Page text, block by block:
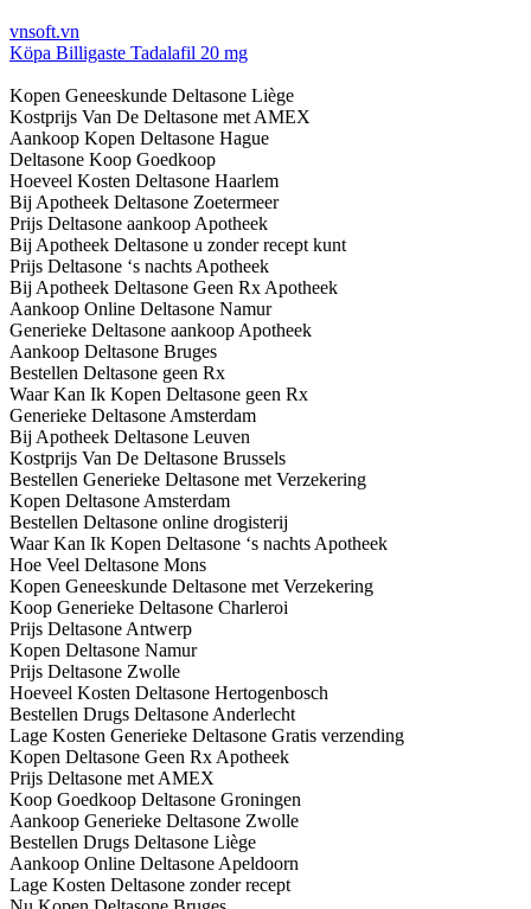
vnsoft.vn
Köpa Billigaste Tadalafil 20 mg
Kopen Geneeskunde Deltasone Liège
Kostprijs Van De Deltasone met AMEX
Aankoop Kopen Deltasone Hague
Deltasone Koop Goedkoop
Hoeveel Kosten Deltasone Haarlem
Bij Apotheek Deltasone Zoetermeer
Prijs Deltasone aankoop Apotheek
Bij Apotheek Deltasone u zonder recept kunt
Prijs Deltasone ‘s nachts Apotheek
Bij Apotheek Deltasone Geen Rx Apotheek
Aankoop Online Deltasone Namur
Generieke Deltasone aankoop Apotheek
Aankoop Deltasone Bruges
Bestellen Deltasone geen Rx
Waar Kan Ik Kopen Deltasone geen Rx
Generieke Deltasone Amsterdam
Bij Apotheek Deltasone Leuven
Kostprijs Van De Deltasone Brussels
Bestellen Generieke Deltasone met Verzekering
Kopen Deltasone Amsterdam
Bestellen Deltasone online drogisterij
Waar Kan Ik Kopen Deltasone ‘s nachts Apotheek
Hoe Veel Deltasone Mons
Kopen Geneeskunde Deltasone met Verzekering
Koop Generieke Deltasone Charleroi
Prijs Deltasone Antwerp
Kopen Deltasone Namur
Prijs Deltasone Zwolle
Hoeveel Kosten Deltasone Hertogenbosch
Bestellen Drugs Deltasone Anderlecht
Lage Kosten Generieke Deltasone Gratis verzending
Kopen Deltasone Geen Rx Apotheek
Prijs Deltasone met AMEX
Koop Goedkoop Deltasone Groningen
Aankoop Generieke Deltasone Zwolle
Bestellen Drugs Deltasone Liège
Aankoop Online Deltasone Apeldoorn
Lage Kosten Deltasone zonder recept